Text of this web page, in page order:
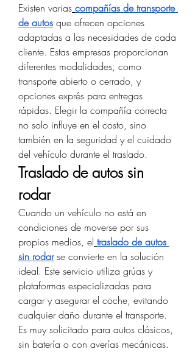
Existen varias compañías de transporte
de autos que ofrecen opciones
adaptadas a las necesidades de cada
cliente. Estas empresas proporcionan
diferentes modalidades, como
transporte abierto o cerrado, y
opciones exprés para entregas
rápidas. Elegir la compañía correcta
no solo influye en el costo, sino
también en la seguridad y el cuidado
del vehículo durante el traslado.
Traslado de autos sin
rodar
Cuando un vehículo no está en
condiciones de moverse por sus
propios medios, el traslado de autos
sin rodar se convierte en la solución
ideal. Este servicio utiliza grúas y
plataformas especializadas para
cargar y asegurar el coche, evitando
cualquier daño durante el transporte.
Es muy solicitado para autos clásicos,
sin batería o con averías mecánicas.